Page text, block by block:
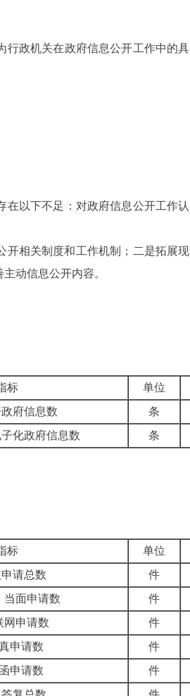
政机关在政府信息公开工作中的
以下不足：对政府信息公开工作
开相关制度和工作机制；二是拓展
动信息公开内容。
标 单位
府信息数
条
化政府信息数
条
标 单位
请总数
件
当面申请数
件
网申请数
件
申请数
件
申请数
件